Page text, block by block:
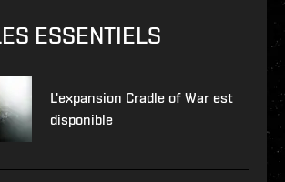
ESSENTIELS
L'expansion Cradle of War est
disponible